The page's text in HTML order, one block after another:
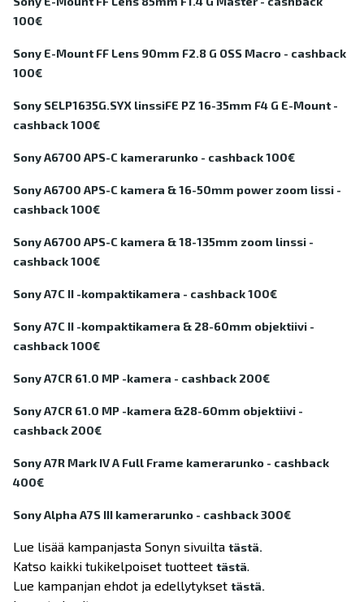
100€
Sony E-Mount FF Lens 90mm F2.8 G OSS Macro - cashback
100€
Sony SELP1635G.SYX linssiFE PZ 16-35mm F4 G E-Mount -
cashback 100€
Sony A6700 APS-C kamerarunko - cashback 100€
Sony A6700 APS-C kamera & 16-50mm power zoom lissi -
cashback 100€
Sony A6700 APS-C kamera & 18-135mm zoom linssi -
cashback 100€
Sony A7C II -kompaktikamera - cashback 100€
Sony A7C II -kompaktikamera & 28-60mm objektiivi -
cashback 100€
Sony A7CR 61.0 MP -kamera - cashback 200€
Sony A7CR 61.0 MP -kamera &28-60mm objektiivi -
cashback 200€
Sony A7R Mark IV A Full Frame kamerarunko - cashback
400€
Sony Alpha A7S III kamerarunko - cashback 300€
Lue lisää kampanjasta Sonyn sivuilta tästä.
Katso kaikki tukikelpoiset tuotteet tästä.
Lue kampanjan ehdot ja edellytykset tästä.